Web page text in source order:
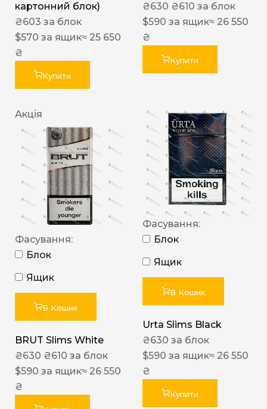
картонний блок)
₴603 за блок
$570 за ящик≈ 25 650
₴
Купити
₴630 ₴610 за блок
$590 за ящик≈ 26 550
₴
Купити
Акція
Фасування:
Блок
Ящик
В Кошик
BRUT Slims White
₴630 ₴610 за блок
$590 за ящик≈ 26 550
₴
Фасування:
Блок
Ящик
В Кошик
Urta Slims Black
₴630 за блок
$590 за ящик≈ 26 550
₴
Купити